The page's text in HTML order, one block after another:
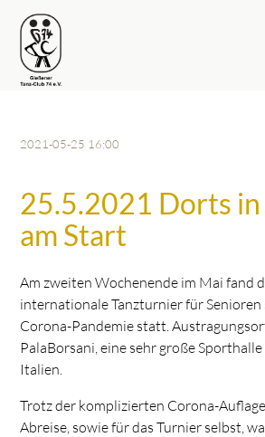
2021-05-25 16:00
25.5.2021 Dorts
am Start
Am zweiten Wochenende im Mai fand
internationale Tanzturnier für
Corona-Pandemie statt.
PalaBorsani, eine sehr große
Italien.
Trotz der komplizierten Corona-
Abreise, sowie für das Turnier selbst,